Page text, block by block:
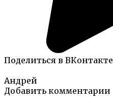
Поделиться в ВКонтакте
Андрей
Добавить комментарии